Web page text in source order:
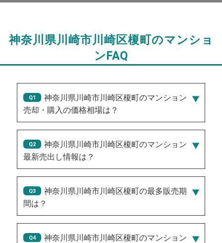
神奈川県川崎市川崎区榎町のマンショ
ンFAQ
神奈川県川崎市川崎区榎町のマンション
売却・購入の価格相場は？
神奈川県川崎市川崎区榎町のマンション
最新売出し情報は？
2026/08/04/6,950万円 、 2026/08/05/6,750万円 、
2026/07/30/8,850万円 、 2026/07/30/2,650万円
、
2026/07/30/1,150万円
神奈川県川崎市川崎区榎町の最多販売期
間は？
30
神奈川県川崎市川崎区榎町のマンション